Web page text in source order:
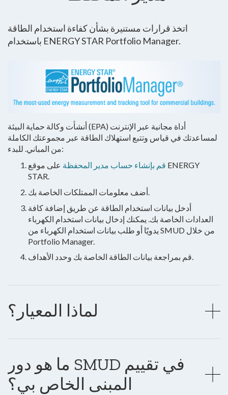
اتخذ قرارات مستنيرة بشأن كفاءة استخدام الطاقة
باستخدام ENERGY STAR Portfolio Manager.
أنشأت وكالة حماية البيئة (EPA) أداة مجانية عبر الإنترنت
لمساعدتك في قياس وتتبع استهلاك الطاقة عبر مجموعتك الكاملة
من المباني. للبدء:
قم بإنشاء حساب مدير المحفظة على موقع ENERGY
STAR.
أضف معلومات الممتلكات الخاصة بك.
أدخل بيانات استخدام الطاقة عن طريق إضافة كافة
العدادات الخاصة بك. يمكنك إدخال بيانات استخدام الكهرباء
يدويًا أو طلب بيانات استخدام الكهرباء من SMUD من خلال
Portfolio Manager.
قم بمراجعة بيانات الطاقة الخاصة بك وحدد الأهداف.
لماذا المعيار؟
ما هو دور SMUD في تقييم
المبنى الخاص بي؟